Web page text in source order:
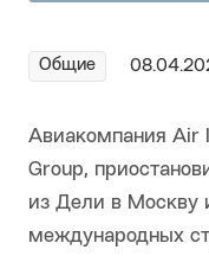
Общие
Авиакомпания Air
Group,
из Дели в Москву
международных